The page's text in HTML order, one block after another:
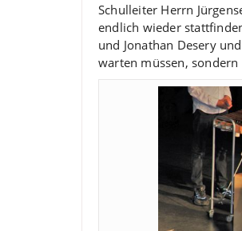
Schulleiter Herrn
endlich wieder
und Jonathan Desery
warten müssen,